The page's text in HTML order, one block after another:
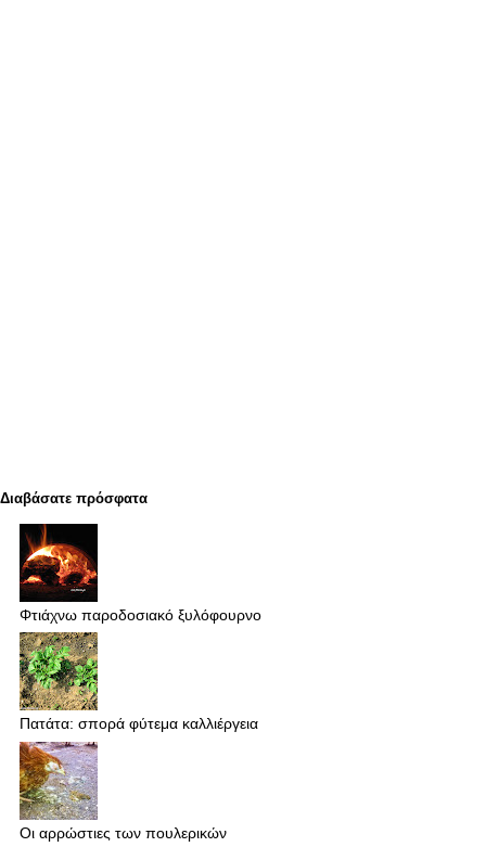
Διαβάσατε πρόσφατα
Φτιάχνω παροδοσιακό ξυλόφουρνο
Πατάτα: σπορά φύτεμα καλλιέργεια
Οι αρρώστιες των πουλερικών